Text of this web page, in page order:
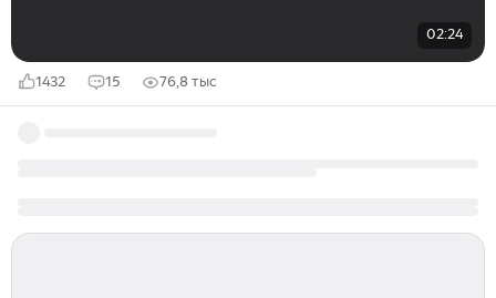
02:24
1432 15 76,8 тыс